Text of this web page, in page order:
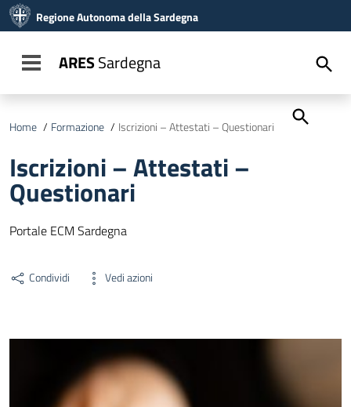
Vai al menu di navigazione
Vai al footer
Regione Autonoma della Sardegna
Toggle navigation
ARESSardegna
Home / Formazione / Iscrizioni – Attestati – Questionari
Iscrizioni – Attestati –
Questionari
Portale ECM Sardegna
Condividi Vedi azioni